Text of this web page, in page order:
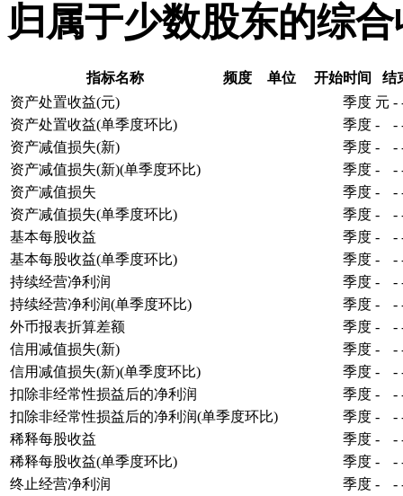
归属于少数股东的综
指标名称 频度 单位 开始时间
结
资产处置收益(元)
季度 元 -
资产处置收益(单季度环比)
季度 - -
资产减值损失(新)
季度 - -
资产减值损失(新)(单季度环比)
季度 - -
资产减值损失
季度 - -
资产减值损失(单季度环比)
季度 - -
基本每股收益
季度 - -
基本每股收益(单季度环比)
季度 - -
持续经营净利润
季度 - -
持续经营净利润(单季度环比)
季度 - -
外币报表折算差额
季度 - -
信用减值损失(新)
季度 - -
信用减值损失(新)(单季度环比)
季度 - -
扣除非经常性损益后的净利润
季度 - -
扣除非经常性损益后的净利润(单季度环比)
季度 - -
稀释每股收益
季度 - -
稀释每股收益(单季度环比)
季度 - -
终止经营净利润
季度 - -